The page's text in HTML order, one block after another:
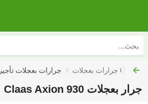
جرارات بعجلات تأجير
جرار بعجلات Claas Axion 930